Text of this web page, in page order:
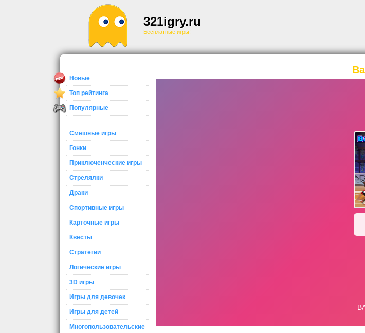
321igry.ru
Бесплатные игры!
Новые
Топ рейтинга
Популярные
Смешные игры
Гонки
Приключенческие игры
Стрелялки
Драки
Спортивные игры
Карточные игры
Квесты
Стратегии
Логические игры
3D игры
Игры для девочек
Игры для детей
Многопользовательские